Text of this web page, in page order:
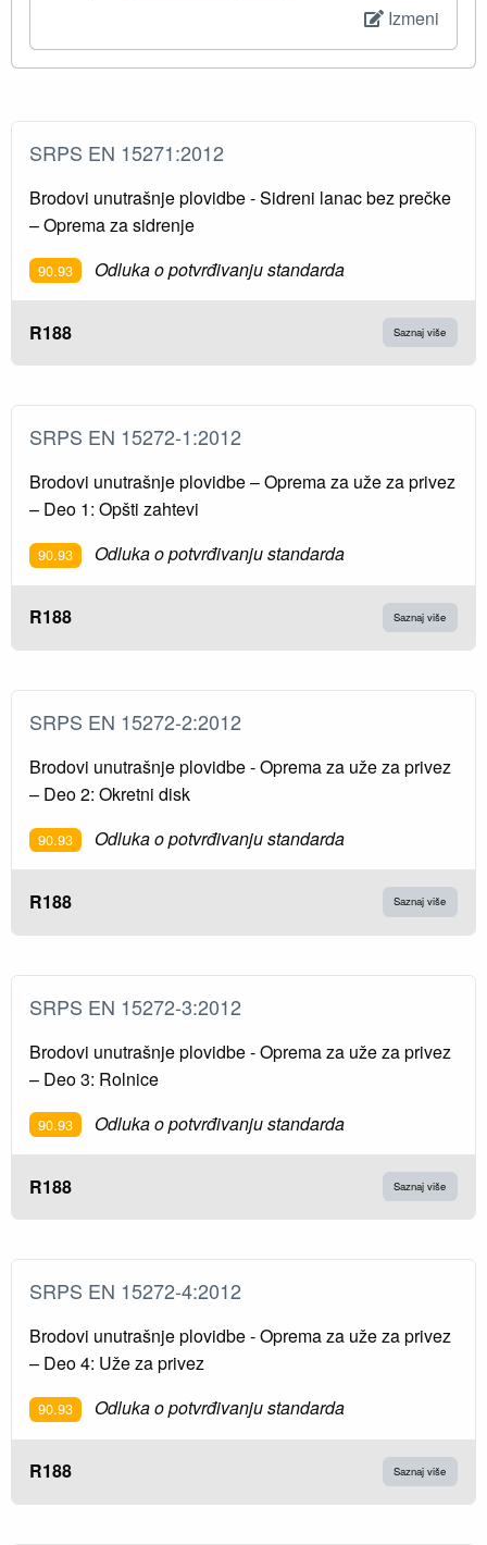
Izmeni
SRPS EN 15271:2012
Brodovi unutrašnje plovidbe - Sidreni lanac bez prečke
– Oprema za sidrenje
90.93 Odluka o potvrđivanju standarda
R188 Saznaj više
SRPS EN 15272-1:2012
Brodovi unutrašnje plovidbe – Oprema za uže za privez
– Deo 1: Opšti zahtevi
90.93 Odluka o potvrđivanju standarda
R188 Saznaj više
SRPS EN 15272-2:2012
Brodovi unutrašnje plovidbe - Oprema za uže za privez
– Deo 2: Okretni disk
90.93 Odluka o potvrđivanju standarda
R188 Saznaj više
SRPS EN 15272-3:2012
Brodovi unutrašnje plovidbe - Oprema za uže za privez
– Deo 3: Rolnice
90.93 Odluka o potvrđivanju standarda
R188 Saznaj više
SRPS EN 15272-4:2012
Brodovi unutrašnje plovidbe - Oprema za uže za privez
– Deo 4: Uže za privez
90.93 Odluka o potvrđivanju standarda
R188 Saznaj više